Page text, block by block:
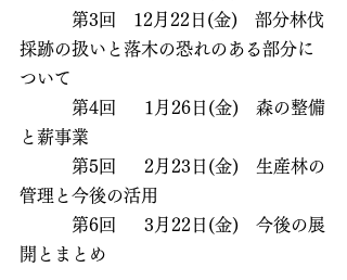
第3回　12月22日(金)　部分林伐
採跡の扱いと落木の恐れのある部分に
ついて
第4回　  1月26日(金)　森の整備
と薪事業
第5回　  2月23日(金)　生産林の
管理と今後の活用
第6回　  3月22日(金)　今後の展
開とまとめ